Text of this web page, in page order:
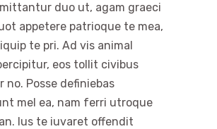
duo ut, agam graeci
appetere patrioque te mea,
te pri. Ad vis animal
eos tollit civibus
no. Posse definiebas
mel ea, nam ferri utroque
Ius te iuvaret offendit